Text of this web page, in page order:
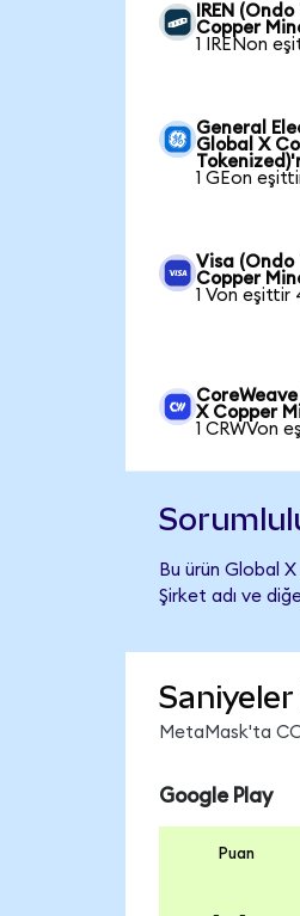
IREN
Copper
1 IRENon
General
Global X
1 GEon
Visa (Ondo
Copper
1 Von eşittir
X Copper
1 CRWVon
Bu ürün Global
Şirket adı ve
MetaMask'ta
Google Play
Puan